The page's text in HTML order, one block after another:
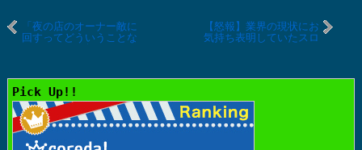
「夜の店のオーナー敵に
回すってどういうことな
月末で閉店を発表
【怒報】業界の現状にお
気持ち表明していたスロ
インプ稼ぎしてるんじゃ
Pick Up!!